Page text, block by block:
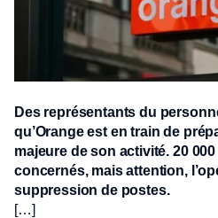
Des représentants du
qu’Orange est en train de
majeure de son activité. 20
concernés, mais attention,
suppression de postes.
[…]